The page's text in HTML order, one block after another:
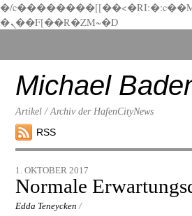
�/
�ܢ��F[��R�ZM~�D
down
contentMichael
Artikel / Archiv der HafenCityNews
RSS
1. OKTOBER 2017
Normale
Edda Teneycken /